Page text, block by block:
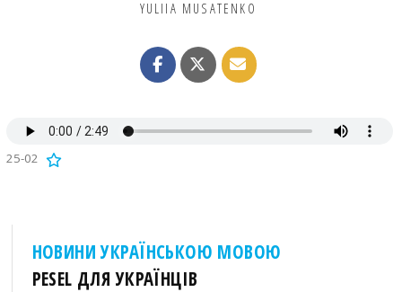
YULIIA MUSATENKO
25-02
НОВИНИ УКРАЇНСЬКОЮ МОВОЮ
PESEL ДЛЯ УКРАЇНЦІВ